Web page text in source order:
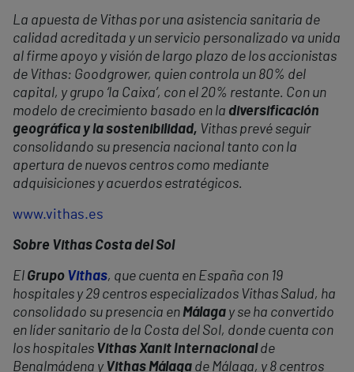
La apuesta de Vithas por una asistencia sanitaria de
calidad acreditada y un servicio personalizado va unida
al firme apoyo y visión de largo plazo de los accionistas
de Vithas: Goodgrower, quien controla un 80% del
capital, y grupo ‘la Caixa’, con el 20% restante. Con un
modelo de crecimiento basado en la diversificación
geográfica y la sostenibilidad, Vithas prevé seguir
consolidando su presencia nacional tanto con la
apertura de nuevos centros como mediante
adquisiciones y acuerdos estratégicos.
www.vithas.es
Sobre Vithas Costa del Sol
El Grupo Vithas, que cuenta en España con 19
hospitales y 29 centros especializados Vithas Salud, ha
consolidado su presencia en Málaga y se ha convertido
en líder sanitario de la Costa del Sol, donde cuenta con
los hospitales Vithas Xanit Internacionalde
Benalmádena y Vithas Málaga de Málaga, y 8 centros